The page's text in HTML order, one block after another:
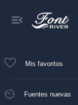
Mis favoritos
Fuentes nuevas